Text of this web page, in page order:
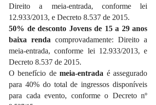
Direito a meia-entrada, conforme lei
12.933/2013, e Decreto 8.537 de 2015.
50% de desconto Jovens de 15 a 29 anos
baixa renda comprovadamente: Direito a
meia-entrada, conforme lei 12.933/2013, e
Decreto 8.537 de 2015.
O benefício de meia-entrada é assegurado
para 40% do total de ingressos disponíveis